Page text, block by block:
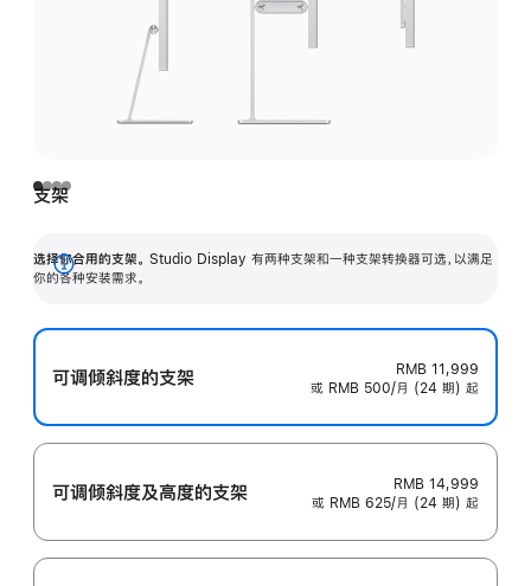
支架
选择你合用的支架。 Studio Display 有两种支架和一种支架转换器可选，以满足
你的各种安装需求。
展
可调倾斜度的支架
RMB 11,999
或 RMB 500/月 (24 期) 起
可调倾斜度及高‍度的支‍架
RMB 14,999
或 RMB 625/月 (24 期) 起